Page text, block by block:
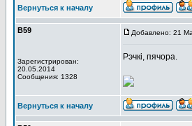
Вернуться к началу
В59
Зарегистрирован:
20.05.2014
Сообщения: 1328
Добавлено: 21
Рэчкі, пячора.
Вернуться к началу